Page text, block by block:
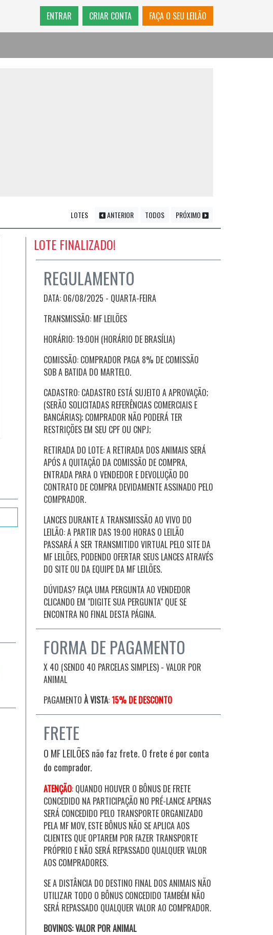
ENTRAR CRIAR CONTA FAÇA O SEU LEILÃO
LOTES ANTERIOR TODOS PRÓXIMO
LOTE FINALIZADO!
REGULAMENTO
DATA: 06/08/2025 - QUARTA-FEIRA
TRANSMISSÃO: MF LEILÕES
HORÁRIO: 19:00H (HORÁRIO DE BRASÍLIA)
COMISSÃO: COMPRADOR PAGA 8% DE COMISSÃO
SOB A BATIDA DO MARTELO.
CADASTRO: CADASTRO ESTÁ SUJEITO A APROVAÇÃO;
(SERÃO SOLICITADAS REFERÊNCIAS COMERCIAIS E
BANCÁRIAS); COMPRADOR NÃO PODERÁ TER
RESTRIÇÕES EM SEU CPF OU CNPJ;
RETIRADA DO LOTE: A RETIRADA DOS ANIMAIS SERÁ
APÓS A QUITAÇÃO DA COMISSÃO DE COMPRA,
ENTRADA PARA O VENDEDOR E DEVOLUÇÃO DO
CONTRATO DE COMPRA DEVIDAMENTE ASSINADO PELO
COMPRADOR.
LANCES DURANTE A TRANSMISSÃO AO VIVO DO
LEILÃO: A PARTIR DAS 19:00 HORAS O LEILÃO
PASSARÁ A SER TRANSMITIDO VIRTUAL PELO SITE DA
MF LEILÕES, PODENDO OFERTAR SEUS LANCES ATRAVÉS
DO SITE OU DA EQUIPE DA MF LEILÕES.
DÚVIDAS? FAÇA UMA PERGUNTA AO VENDEDOR
CLICANDO EM "DIGITE SUA PERGUNTA" QUE SE
ENCONTRA NO FINAL DESTA PÁGINA.
FORMA DE PAGAMENTO
X 40 (SENDO 40 PARCELAS SIMPLES) - VALOR POR
ANIMAL
PAGAMENTO À VISTA:15% DE DESCONTO
FRETE
O MF LEILÕES não faz frete. O frete é por conta
do comprador.
ATENÇÃO: QUANDO HOUVER O BÔNUS DE FRETE
CONCEDIDO NA PARTICIPAÇÃO NO PRÉ-LANCE APENAS
SERÁ CONCEDIDO PELO TRANSPORTE ORGANIZADO
PELA MF MOV, ESTE BÔNUS NÃO SE APLICA AOS
CLIENTES QUE OPTAREM POR FAZER TRANSPORTE
PRÓPRIO E NÃO SERÁ REPASSADO QUALQUER VALOR
AOS COMPRADORES.
SE A DISTÂNCIA DO DESTINO FINAL DOS ANIMAIS NÃO
UTILIZAR TODO O BÔNUS CONCEDIDO TAMBÉM NÃO
SERÁ REPASSADO QUALQUER VALOR AO COMPRADOR.
BOVINOS: VALOR POR ANIMAL